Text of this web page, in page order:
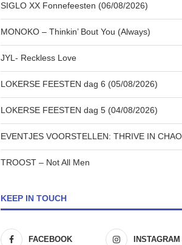
SIGLO XX Fonnefeesten (06/08/2026)
MONOKO – Thinkin’ Bout You (Always)
JYL- Reckless Love
LOKERSE FEESTEN dag 6 (05/08/2026)
LOKERSE FEESTEN dag 5 (04/08/2026)
EVENTJES VOORSTELLEN: THRIVE IN
TROOST – Not All Men
KEEP IN TOUCH
FACEBOOK INSTAGRAM